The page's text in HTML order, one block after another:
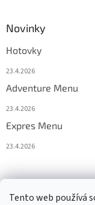
Tento web používá
Novinky
Hotovky
23.4.2026
Adventure Menu
23.4.2026
Expres Menu
23.4.2026